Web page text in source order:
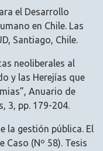
el Desarrollo
en Chile. Las
Santiago, Chile.
neoliberales al
y las Herejías que
Anuario de
3, pp. 179-204.
la gestión pública. El
Caso (Nº 58). Tesis